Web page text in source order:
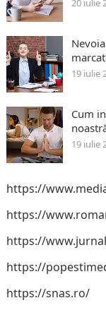
20 iulie
19 iulie
Cum
19 iulie
https://
https://
https://
https://
https://snas.ro/